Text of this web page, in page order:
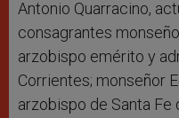
Antonio Quarracino,
consagrantes
arzobispo emérito y
Corrientes; monseñor
arzobispo de Santa Fe